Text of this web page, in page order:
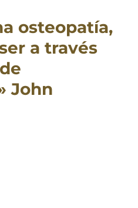
osteopatía,
a través
John